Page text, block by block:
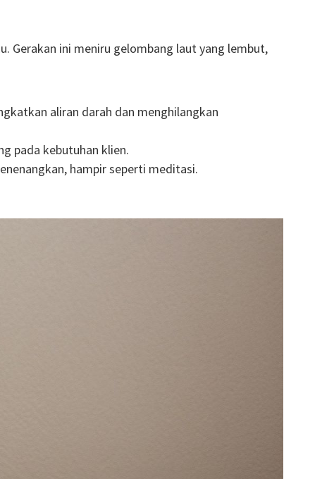
Gerakan ini meniru gelombang laut yang lembut,
aliran darah dan menghilangkan
pada kebutuhan klien.
hampir seperti meditasi.